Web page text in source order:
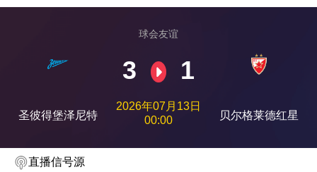
圣彼得堡泽尼特
球会友谊
3 1
2026年07月13日
00:00
贝尔格莱德红星
直播信号源